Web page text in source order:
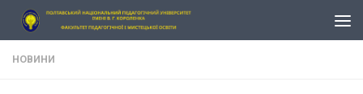
Skip to content
НОВИНИ